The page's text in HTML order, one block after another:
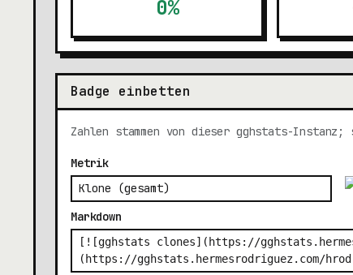
0%
Badge einbetten
Zahlen stammen von dieser gghstats-
Metrik
Markdown